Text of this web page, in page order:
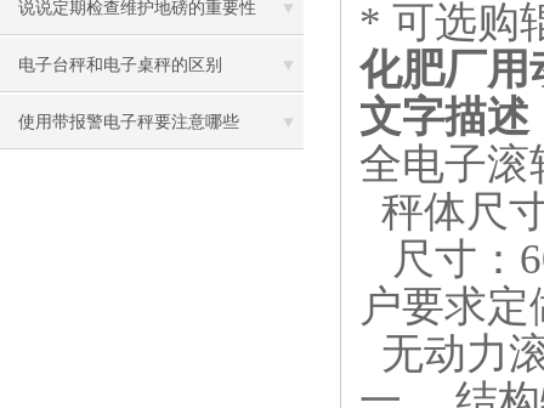
说说定期检查维护地磅的重要性
电子台秤和电子桌秤的区别
使用带报警电子秤要注意哪些
* 可选购
化肥厂用
文字描述
全电子滚
秤体尺
尺寸：
户要求定
无动力